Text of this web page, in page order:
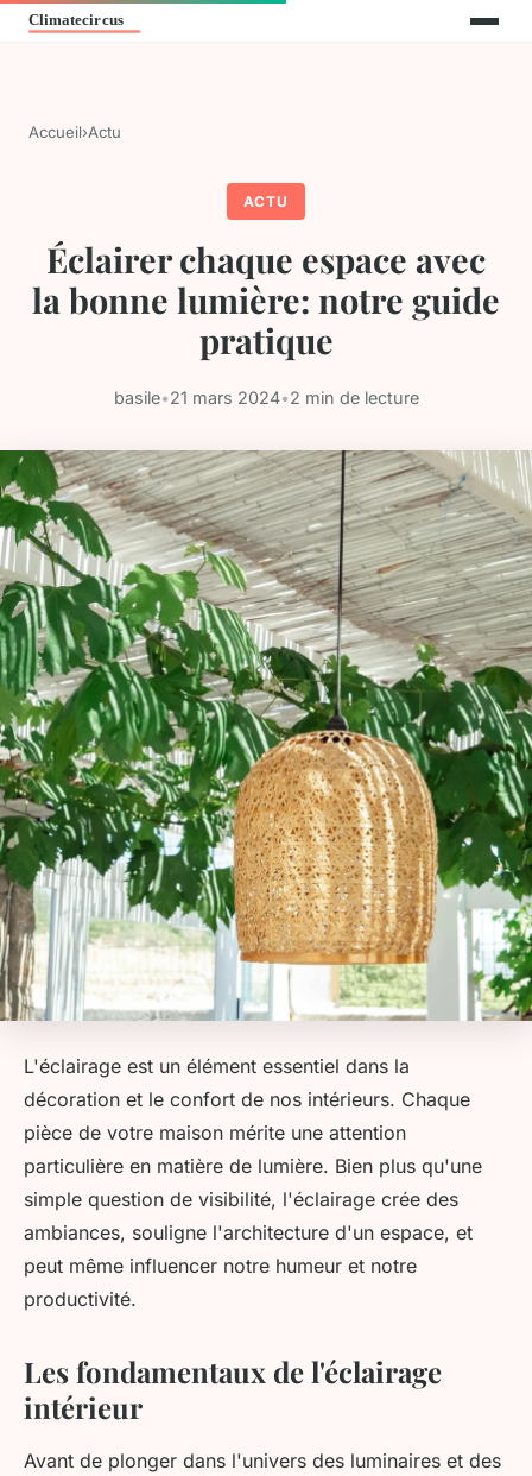
Accueil›Actu
ACTU
Éclairer chaque espace avec
la bonne lumière: notre guide
pratique
basile•21 mars 2024•2 min de lecture
L'éclairage est un élément essentiel dans la
décoration et le confort de nos intérieurs. Chaque
pièce de votre maison mérite une attention
particulière en matière de lumière. Bien plus qu'une
simple question de visibilité, l'éclairage crée des
ambiances, souligne l'architecture d'un espace, et
peut même influencer notre humeur et notre
productivité.
Les fondamentaux de l'éclairage
intérieur
Avant de plonger dans l'univers des luminaires et des